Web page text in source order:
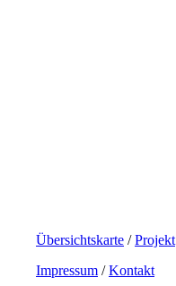
Übersichtskarte /Projekt
Impressum /Kontakt